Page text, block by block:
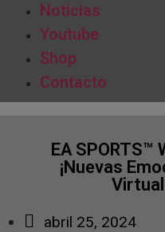
Noticias
Youtube
Shop
Contacto
EA SPORTS™
¡Nuevas
abril 25, 2024